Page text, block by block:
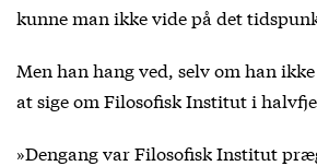
kunne man ikke vide på det
Men han hang ved, selv om han
at sige om Filosofisk Institut i
»Dengang var Filosofisk Institut